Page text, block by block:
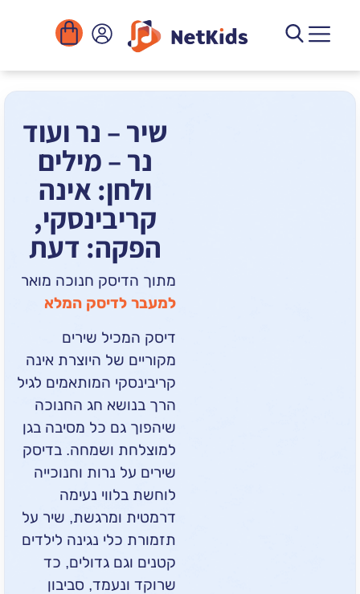
שיר – נר ועוד
נר – מילים
ולחן: אינה
קריבינסקי,
הפקה: דעת
מתוך הדיסק חנוכה מואר
למעבר לדיסק המלא
דיסק המכיל שירים
מקוריים של היוצרת אינה
קריבינסקי המותאמים לגיל
הרך בנושא חג החנוכה
שיהפוך גם כל מסיבה בגן
למוצלחת ושמחה. בדיסק
שירים על נרות וחנוכייה
לוחשת בלווי נעימה
דרמטית ומרגשת, שיר על
תזמורת כלי נגינה לילדים
קטנים וגם גדולים, כד
שרוקד ונעמד, סביבון